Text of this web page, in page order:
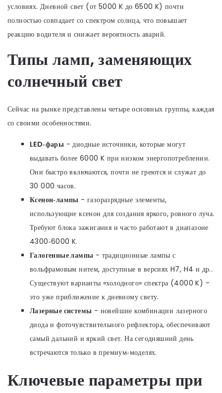
условиях. Дневной свет (от 5000 K до 6500 K) почти
полностью совпадает со спектром солнца, что повышает
реакцию водителя и снижает вероятность аварий.
Типы ламп, заменяющих
солнечный свет
Сейчас на рынке представлены четыре основных группы, каждая
со своими особенностями.
LED‑фары -диодные источники, которые могут
выдавать более 6000 K при низком энергопотреблении.
Они быстро включаются, почти не греются и служат до
30 000 часов.
Ксенон‑лампы -газоразрядные элементы,
использующие ксенон для создания яркого, ровного луча.
Требуют блока зажигания и часто работают в диапазоне
4300‑6000 K.
Галогенные лампы - традиционные лампы с
вольфрамовым нитем, доступные в версиях H7, H4 и др..
Существуют варианты «холодного» спектра (4000 K) -
это уже приближение к дневному свету.
Лазерные системы - новейшие комбинации лазерного
диода и фоточувствительного рефлектора, обеспечивают
самый дальний и яркий свет. На сегодняшний день
встречаются только в премиум‑моделях.
Ключевые параметры при